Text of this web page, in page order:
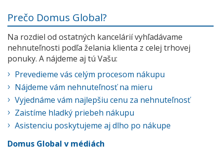
Prečo Domus Global?
Na rozdiel od ostatných kancelárií vyhľadávame
nehnuteľnosti podľa želania klienta z celej trhovej
ponuky. A nájdeme aj tú Vašu:
Prevedieme vás celým procesom nákupu
Nájdeme vám nehnuteľnosť na mieru
Vyjednáme vám najlepšiu cenu za nehnuteľnosť
Zaistíme hladký priebeh nákupu
Asistenciu poskytujeme aj dlho po nákupe
Domus Global v médiách